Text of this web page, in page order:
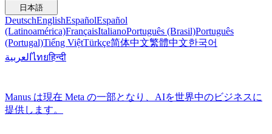
日本語
DeutschEnglishEspañolEspañol
(Latinoamérica)FrançaisItalianoPortuguês (Brasil)Português
(Portugal)Tiếng ViệtTürkçe简体中文繁體中文한국어
العربيةไทยहिन्दी
Manus は現在 Meta の一部となり、AIを世界中のビジネスに
提供します。